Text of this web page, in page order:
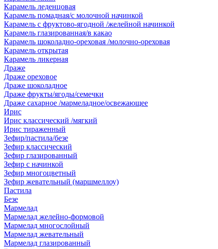
Карамель леденцовая
Карамель помадная/с молочной начинкой
Карамель с фруктово-ягодной /желейной начинкой
Карамель глазированная/в какао
Карамель шоколадно-ореховая /молочно-ореховая
Карамель открытая
Карамель ликерная
Драже
Драже ореховое
Драже шоколадное
Драже фрукты/ягоды/семечки
Драже сахарное /мармеладное/освежающее
Ирис
Ирис классический /мягкий
Ирис тираженный
Зефир/пастила/безе
Зефир классический
Зефир глазированный
Зефир с начинкой
Зефир многоцветный
Зефир жевательный (маршмеллоу)
Пастила
Безе
Мармелад
Мармелад желейно-формовой
Мармелад многослойный
Мармелад жевательный
Мармелад глазированный